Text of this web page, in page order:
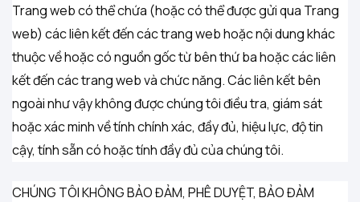
Trang web có thể chứa (hoặc có thể được gửi qua Trang
web) các liên kết đến các trang web hoặc nội dung khác
thuộc về hoặc có nguồn gốc từ bên thứ ba hoặc các liên
kết đến các trang web và chức năng. Các liên kết bên
ngoài như vậy không được chúng tôi điều tra, giám sát
hoặc xác minh về tính chính xác, đầy đủ, hiệu lực, độ tin
cậy, tính sẵn có hoặc tính đầy đủ của chúng tôi.
CHÚNG TÔI KHÔNG BẢO ĐẢM, PHÊ DUYỆT, BẢO ĐẢM